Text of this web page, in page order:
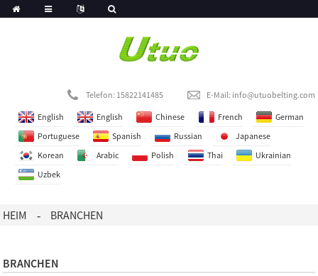
Telefon: 15822141485 E-Mail: info@utuobelting.com
English English Chinese French
German
Portuguese
Spanish Russian
Japanese
Korean
Arabic Polish Thai
Ukrainian
Uzbek
HEIM BRANCHEN
BRANCHEN